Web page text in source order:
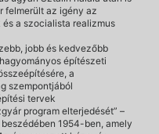
felmerült az igény az
a szocialista realizmus
jobb és kedvezőbb
építészeti
a
szempontjából
tervek
program elterjedését” –
1954-ben, amely